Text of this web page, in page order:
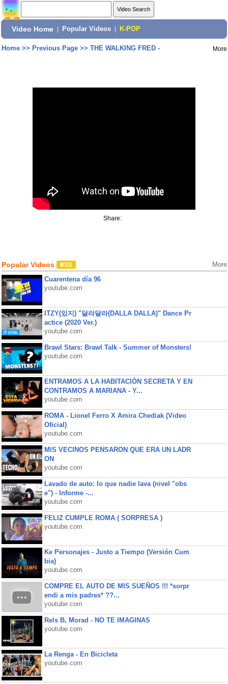
Video Home Popular Videos K-POP
Home>> Previous Page>> THE WALKING FRED - More
Share:
Popular Videos More
Cuarentena día 96
youtube.com
ITZY(있지) "달라달라(DALLA DALLA)" Dance Pr
actice (2020 Ver.)
youtube.com
Brawl Stars: Brawl Talk - Summer of Monsters!
youtube.com
ENTRAMOS A LA HABITACIÓN SECRETA Y EN
CONTRAMOS A MARIANA - Y...
youtube.com
ROMA - Lionel Ferro X Amira Chediak (Video
Oficial)
youtube.com
MIS VECINOS PENSARON QUE ERA UN LADR
ON
youtube.com
Lavado de auto: lo que nadie lava (nivel "obs
e") - Informe -...
youtube.com
FELIZ CUMPLE ROMA ( SORPRESA )
youtube.com
Ke Personajes - Justo a Tiempo (Versión Cum
bia)
youtube.com
COMPRE EL AUTO DE MIS SUEÑOS !!! *sorpr
endi a mis padres* ??...
youtube.com
Rels B, Morad - NO TE IMAGINAS
youtube.com
La Renga - En Bicicleta
youtube.com